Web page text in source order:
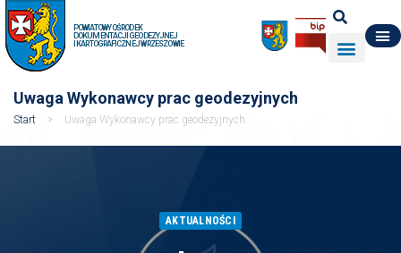
POWIATOWY OŚRODEK
DOKUMENTACJI GEODEZYJNEJ
I KARTOGRAFICZNEJ W RZESZOWIE
Uwaga Wykonawcy prac geodezyjnych
Start Uwaga Wykonawcy prac geodezyjnych
AKTUALNOŚCI